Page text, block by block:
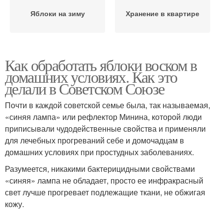
Яблоки на зиму Хранение в квартире
Как обработать яблоки воском в
домашних условиях. Как это
делали в Советском Союзе
Почти в каждой советской семье была, так называемая,
«синяя лампа» или рефлектор Минина, которой люди
приписывали чудодейственные свойства и применяли
для лечебных прогреваний себе и домочадцам в
домашних условиях при простудных заболеваниях.
Разумеется, никакими бактерицидными свойствами
«синяя» лампа не обладает, просто ее инфракрасный
свет лучше прогревает подлежащие ткани, не обжигая
кожу.